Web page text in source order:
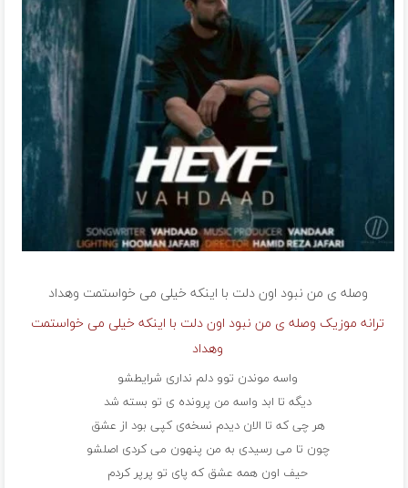
وصله ی من نبود اون دلت با اینکه خیلی می خواستمت وهداد
ترانه موزیک وصله ی من نبود اون دلت با اینکه خیلی می خواستمت
وهداد
واسه موندن توو دلم نداری شرایطشو
دیگه تا ابد واسه من پرونده ی تو بسته شد
هر چی که تا الان دیدم نسخه‌ی کپی بود از عشق
چون تا می رسیدی به من پنهون می کردی اصلشو
حیف اون همه عشق که پای تو پرپر کردم